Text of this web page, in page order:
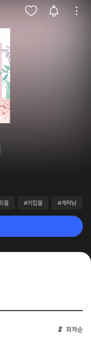
물 #키잡물 #계략남
회차순